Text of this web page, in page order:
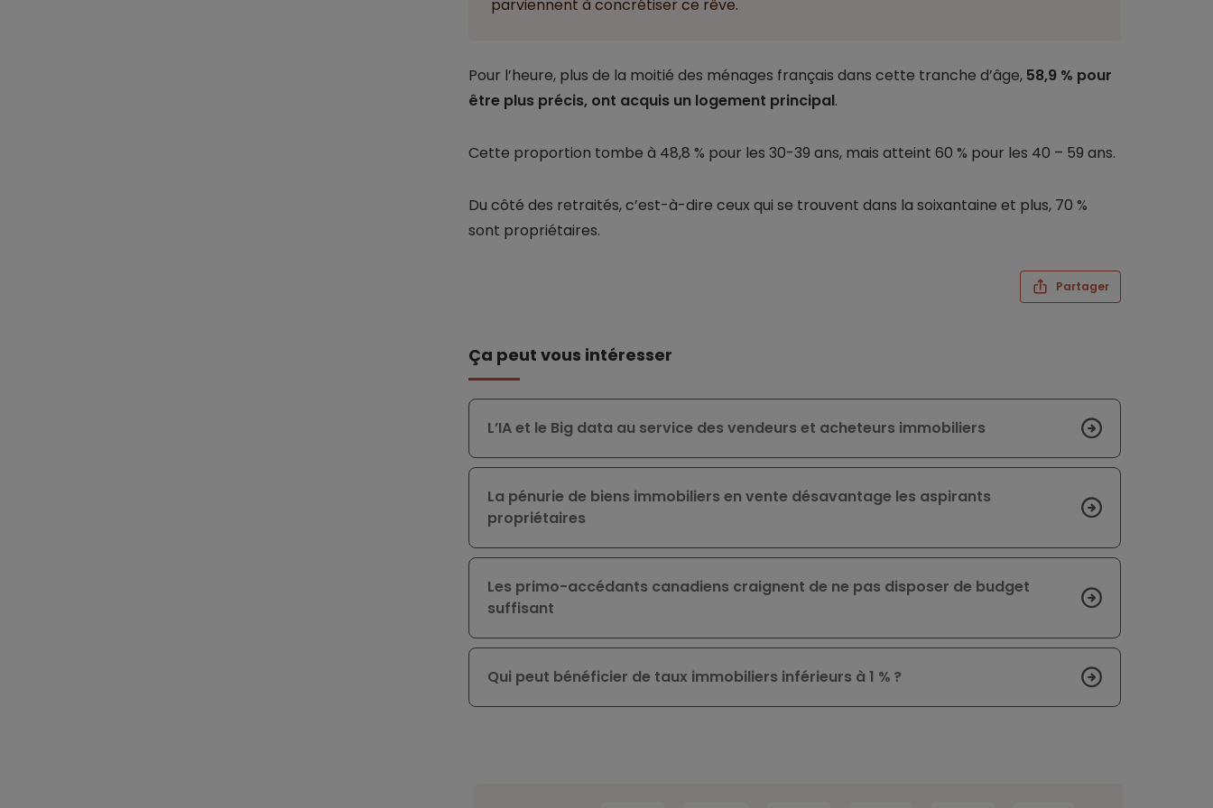
parviennent à concrétiser ce rêve.
Pour l’heure, plus de la moitié des ménages français dans cette tranche d’âge, 58,9 % pour
être plus précis, ont acquis un logement principal.
Cette proportion tombe à 48,8 % pour les 30-39 ans, mais atteint 60 % pour les 40 – 59 ans.
Du côté des retraités, c’est-à-dire ceux qui se trouvent dans la soixantaine et plus, 70 %
sont propriétaires.
Partager
Ça peut vous intéresser
L’IA et le Big data au service des vendeurs et acheteurs immobiliers
La pénurie de biens immobiliers en vente désavantage les aspirants
propriétaires
Les primo-accédants canadiens craignent de ne pas disposer de budget
suffisant
Qui peut bénéficier de taux immobiliers inférieurs à 1 % ?